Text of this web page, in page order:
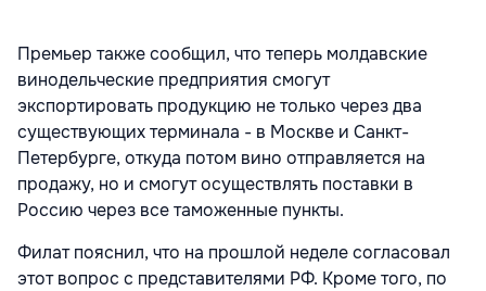
Премьер также сообщил, что теперь молдавские
винодельческие предприятия смогут
экспортировать продукцию не только через два
существующих терминала - в Москве и Санкт-
Петербурге, откуда потом вино отправляется на
продажу, но и смогут осуществлять поставки в
Россию через все таможенные пункты.
Филат пояснил, что на прошлой неделе согласовал
этот вопрос с представителями РФ. Кроме того, по